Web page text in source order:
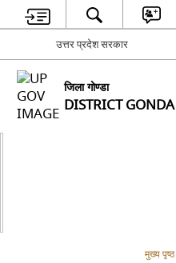
उत्तर प्रदेश सरकार
जिला गोण्डा
DISTRICT GONDA
मुख्य पृष्ठ